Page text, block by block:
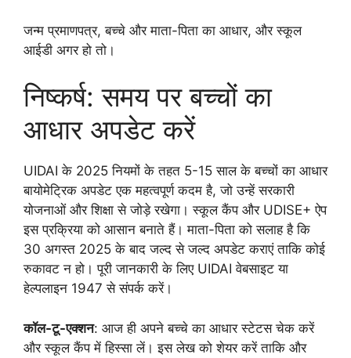
जन्म प्रमाणपत्र, बच्चे और माता-पिता का आधार, और स्कूल
आईडी अगर हो तो।
निष्कर्ष: समय पर बच्चों का
आधार अपडेट करें
UIDAI के 2025 नियमों के तहत 5-15 साल के बच्चों का आधार
बायोमेट्रिक अपडेट एक महत्वपूर्ण कदम है, जो उन्हें सरकारी
योजनाओं और शिक्षा से जोड़े रखेगा। स्कूल कैंप और UDISE+ ऐप
इस प्रक्रिया को आसान बनाते हैं। माता-पिता को सलाह है कि
30 अगस्त 2025 के बाद जल्द से जल्द अपडेट कराएं ताकि कोई
रुकावट न हो। पूरी जानकारी के लिए UIDAI वेबसाइट या
हेल्पलाइन 1947 से संपर्क करें।
कॉल-टू-एक्शन: आज ही अपने बच्चे का आधार स्टेटस चेक करें
और स्कूल कैंप में हिस्सा लें। इस लेख को शेयर करें ताकि और